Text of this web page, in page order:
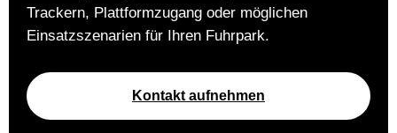
Trackern, Plattformzugang oder möglichen
Einsatzszenarien für Ihren Fuhrpark.
Kontakt aufnehmen